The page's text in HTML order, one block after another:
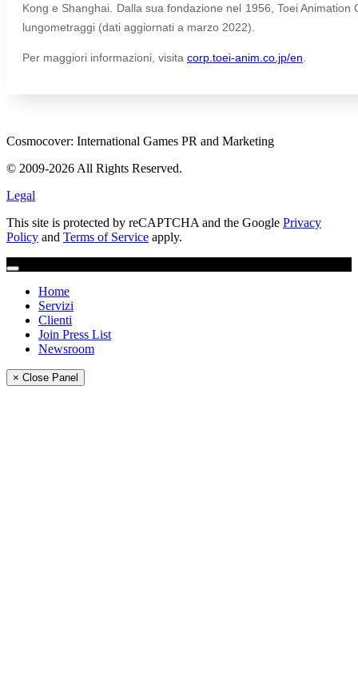
Kong e Shanghai. Dalla sua fondazione nel 1956, Toei
lungometraggi (dati aggiornati a marzo 2022).
Per maggiori informazioni, visita corp.toei-anim.co.jp/en
Cosmocover: International Games PR and Marketing
© 2009-2026 All Rights Reserved.
Legal
This site is protected by reCAPTCHA and the Google Privacy
Policy and Terms of Service apply.
Home
Servizi
Clienti
Join Press List
Newsroom
× Close Panel